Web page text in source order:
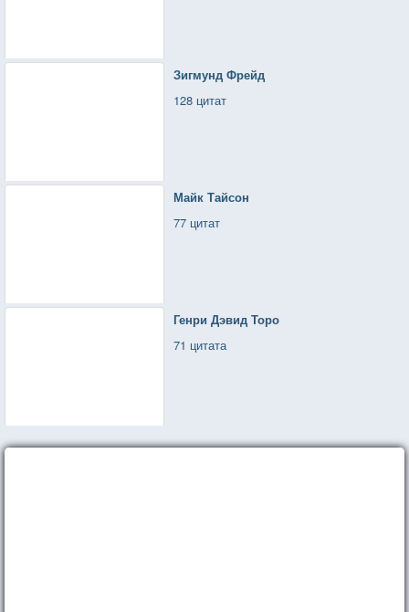
Зигмунд Фрейд
128 цитат
Майк Тайсон
77 цитат
Генри Дэвид Торо
71 цитата